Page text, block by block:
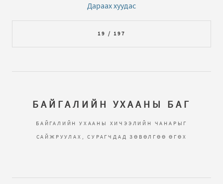
Дараах хуудас
19 / 197
БАЙГАЛИЙН УХААНЫ БАГ
БАЙГАЛИЙН УХААНЫ ХИЧЭЭЛИЙН ЧАНАРЫГ
САЙЖРУУЛАХ, СУРАГЧДАД ЗӨВӨЛГӨӨ ӨГӨХ